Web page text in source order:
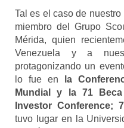
Tal es el caso de
miembro del Grupo
Mérida, quien
Venezuela y a
protagonizando un
lo fue en
la
Mundial y la 71
Investor Conference;
tuvo lugar en la